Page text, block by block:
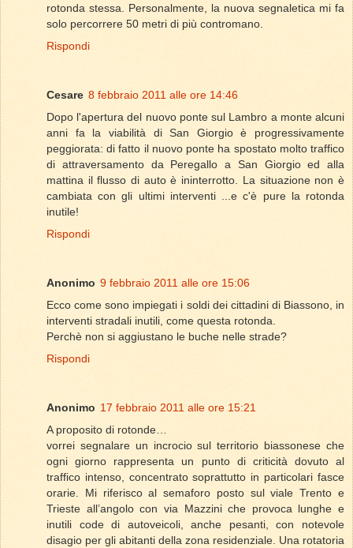
rotonda stessa. Personalmente, la nuova segnaletica mi fa
solo percorrere 50 metri di più contromano.
Rispondi
Cesare 8 febbraio 2011 alle ore 14:46
Dopo l'apertura del nuovo ponte sul Lambro a monte alcuni
anni fa la viabilità di San Giorgio è progressivamente
peggiorata: di fatto il nuovo ponte ha spostato molto traffico
di attraversamento da Peregallo a San Giorgio ed alla
mattina il flusso di auto è ininterrotto. La situazione non è
cambiata con gli ultimi interventi ...e c'è pure la rotonda
inutile!
Rispondi
Anonimo 9 febbraio 2011 alle ore 15:06
Ecco come sono impiegati i soldi dei cittadini di Biassono, in
interventi stradali inutili, come questa rotonda.
Perchè non si aggiustano le buche nelle strade?
Rispondi
Anonimo 17 febbraio 2011 alle ore 15:21
A proposito di rotonde…
vorrei segnalare un incrocio sul territorio biassonese che
ogni giorno rappresenta un punto di criticità dovuto al
traffico intenso, concentrato soprattutto in particolari fasce
orarie. Mi riferisco al semaforo posto sul viale Trento e
Trieste all’angolo con via Mazzini che provoca lunghe e
inutili code di autoveicoli, anche pesanti, con notevole
disagio per gli abitanti della zona residenziale. Una rotatoria